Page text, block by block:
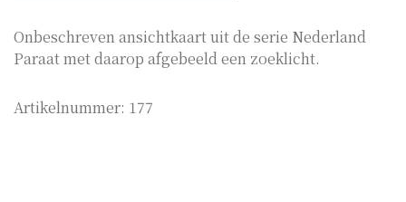
Onbeschreven ansichtkaart uit de serie Nederland
Paraat met daarop afgebeeld een zoeklicht.
Artikelnummer: 177